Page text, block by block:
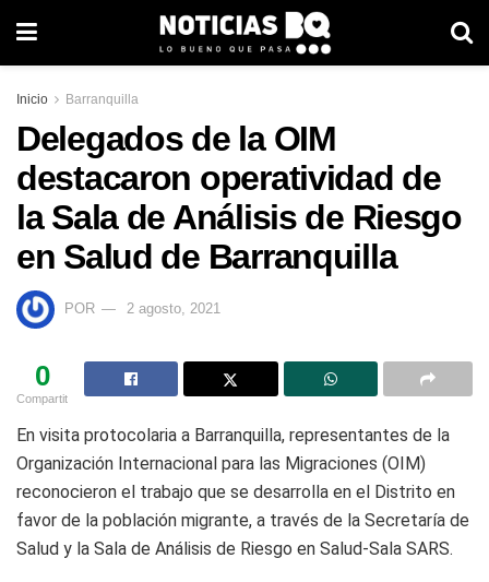
Inicio Barranquilla
Delegados de la OIM
destacaron operatividad de
la Sala de Análisis de Riesgo
en Salud de Barranquilla
POR 2 agosto, 2021
0
Compartit
En visita protocolaria a Barranquilla, representantes de la
Organización Internacional para las Migraciones (OIM)
reconocieron el trabajo que se desarrolla en el Distrito en
favor de la población migrante, a través de la Secretaría de
Salud y la Sala de Análisis de Riesgo en Salud-Sala SARS.